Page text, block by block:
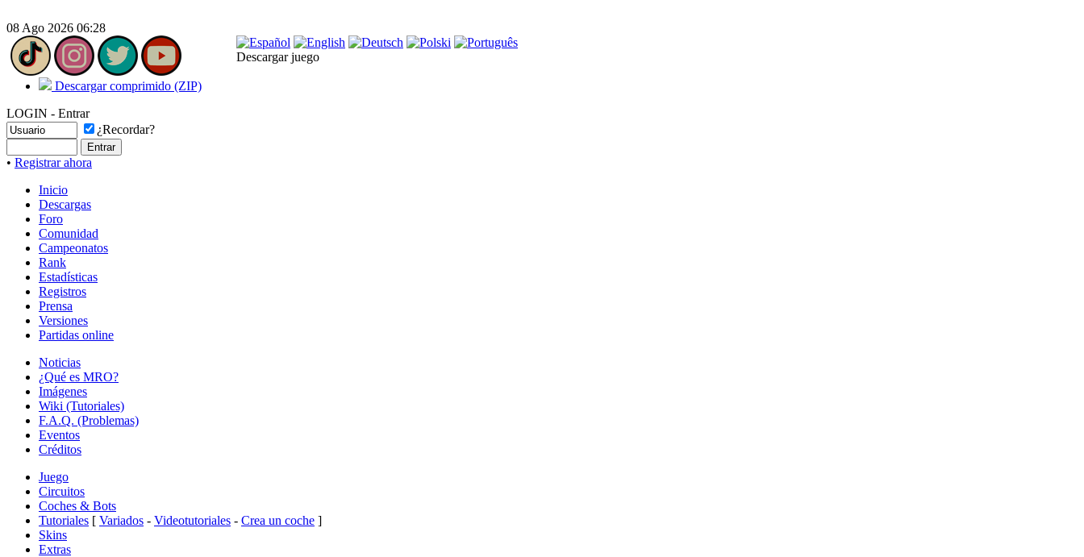
08 Ago 2026 06:28
Descargar juego
Descargar comprimido (ZIP)
LOGIN - Entrar
¿Recordar?
• Registrar ahora
Inicio
Descargas
Foro
Comunidad
Campeonatos
Rank
Estadísticas
Registros
Prensa
Versiones
Partidas online
Noticias
¿Qué es MRO?
Imágenes
Wiki (Tutoriales)
F.A.Q. (Problemas)
Eventos
Créditos
Juego
Circuitos
Coches & Bots
Tutoriales [ Variados - Videotutoriales - Crea un coche ]
Skins
Extras